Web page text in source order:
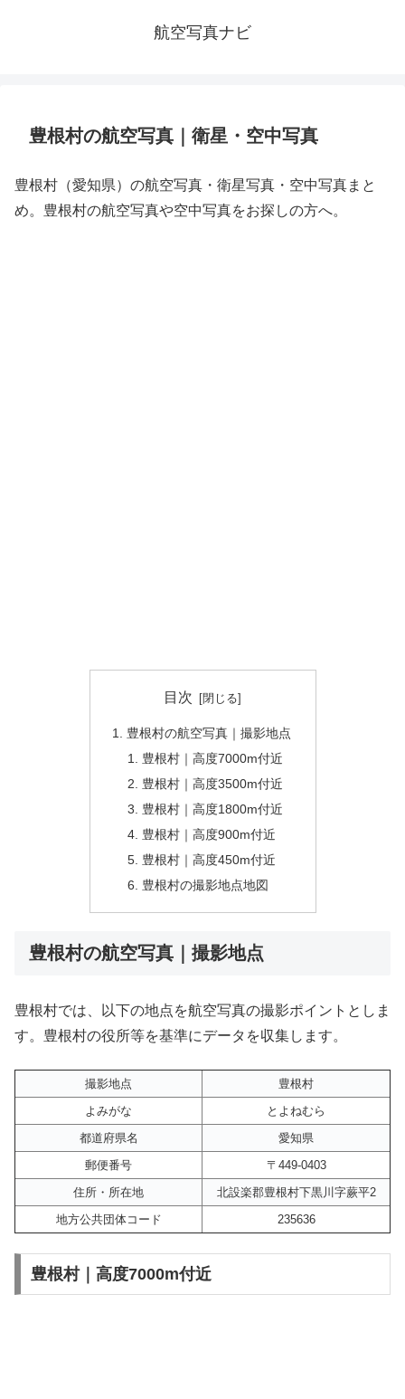
航空写真ナビ
豊根村の航空写真｜衛星・空中写真
豊根村（愛知県）の航空写真・衛星写真・空中写真まと
め。豊根村の航空写真や空中写真をお探しの方へ。
目次
豊根村の航空写真｜撮影地点
豊根村｜高度7000m付近
豊根村｜高度3500m付近
豊根村｜高度1800m付近
豊根村｜高度900m付近
豊根村｜高度450m付近
豊根村の撮影地点地図
豊根村の航空写真｜撮影地点
豊根村では、以下の地点を航空写真の撮影ポイントとしま
す。豊根村の役所等を基準にデータを収集します。
撮影地点
豊根村
よみがな
とよねむら
都道府県名
愛知県
郵便番号
〒449-0403
住所・所在地
北設楽郡豊根村下黒川字蕨平2
地方公共団体コード
235636
豊根村｜高度7000m付近